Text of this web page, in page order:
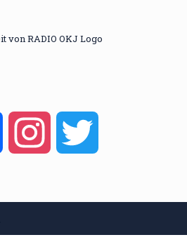
Facebook Instagram